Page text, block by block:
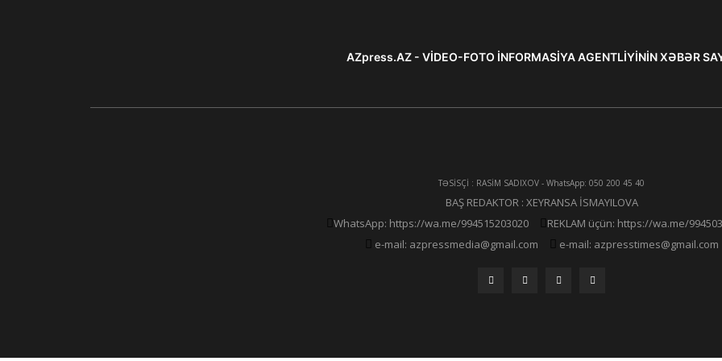
AZpress.AZ - VİDEO-FOTO İNFORMASİYA AGENTLİYİNİN XƏBƏR
TƏSİSÇİ : RASİM SADIXOV - WhatsApp: 050 200 45 40
BAŞ REDAKTOR : XEYRANSA İSMAYILOVA
WhatsApp: https://wa.me/994515203020
REKLAM üçün: https://wa.me/
e-mail: azpressmedia@gmail.com
e-mail: azpresstimes@gmail.com